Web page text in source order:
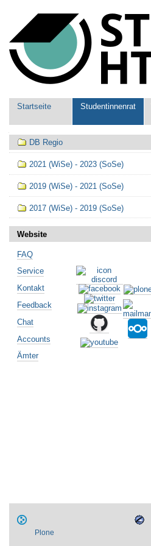
Werkzeuge
Sektionen
Startseite Studentinnenrat
Navigation
DB Regio
2021 (WiSe) - 2023 (SoSe)
2019 (WiSe) - 2021 (SoSe)
2017 (WiSe) - 2019 (SoSe)
Website
FAQ
Service
Kontakt
Feedback
Chat
Accounts
Ämter
Plone